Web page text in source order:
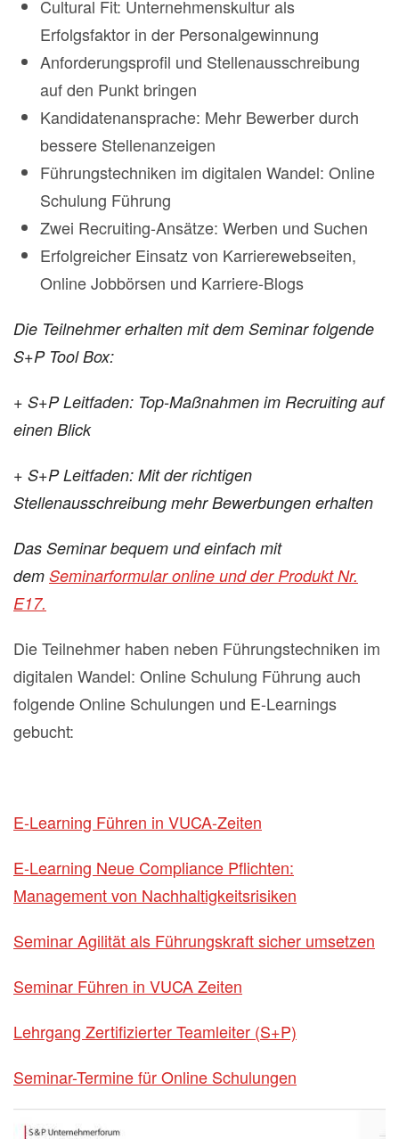
Cultural Fit: Unternehmenskultur als
Erfolgsfaktor in der Personalgewinnung
Anforderungsprofil und Stellenausschreibung
auf den Punkt bringen
Kandidatenansprache: Mehr Bewerber durch
bessere Stellenanzeigen
Führungstechniken im digitalen Wandel: Online
Schulung Führung
Zwei Recruiting-Ansätze: Werben und Suchen
Erfolgreicher Einsatz von Karrierewebseiten,
Online Jobbörsen und Karriere-Blogs
Die Teilnehmer erhalten mit dem Seminar folgende
S+P Tool Box:
+ S+P Leitfaden: Top-Maßnahmen im Recruiting auf
einen Blick
+ S+P Leitfaden: Mit der richtigen
Stellenausschreibung mehr Bewerbungen erhalten
Das Seminar bequem und einfach mit
dem Seminarformular online und der Produkt Nr.
E17.
Die Teilnehmer haben neben Führungstechniken im
digitalen Wandel: Online Schulung Führung auch
folgende Online Schulungen und E-Learnings
gebucht:
E-Learning Führen in VUCA-Zeiten
E-Learning Neue Compliance Pflichten:
Management von Nachhaltigkeitsrisiken
Seminar Agilität als Führungskraft sicher umsetzen
Seminar Führen in VUCA Zeiten
Lehrgang Zertifizierter Teamleiter (S+P)
Seminar-Termine für Online Schulungen